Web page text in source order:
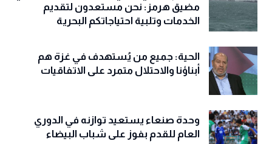
مضيق هرمز: نحن مستعدون لتقديم
الخدمات وتلبية احتياجاتكم البحرية
الحية: جميع من يُستهدف في غزة هم
أبناؤنا والاحتلال متمرد على الاتفاقيات
وحدة صنعاء يستعيد توازنه في الدوري
العام للقدم بفوز على شباب البيضاء